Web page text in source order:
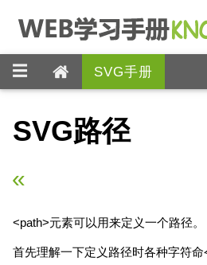
☰ SVG手册
SVG路径
«上一章
<path>元素可以用来定义一个路径。
首先理解一下定义路径时各种字符命